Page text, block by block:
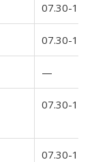
07.30-
07.30-
—
07.30-
07.30-